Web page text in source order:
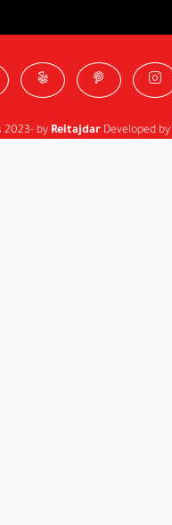
Reitajdar Developed by